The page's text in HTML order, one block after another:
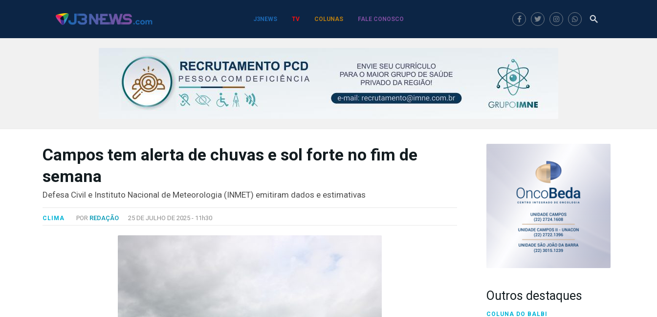
J3NEWS TV COLUNAS FALE CONOSCO
Campos tem alerta de chuvas e sol forte no fim de
semana
Defesa Civil e Instituto Nacional de Meteorologia (INMET) emitiram dados e estimativas
CLIMA POR REDAÇÃO 25 DE JULHO DE 2025 - 11h30
Outros destaques
COLUNA DO BALBI